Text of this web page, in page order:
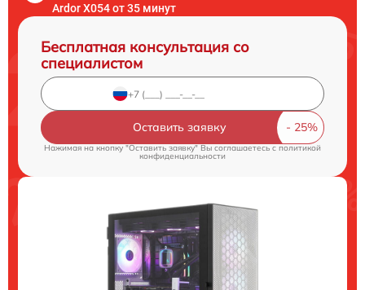
Ardor X054 от 35 минут
Бесплатная консультация со
специалистом
Оставить заявку
Нажимая на кнопку "Оставить заявку" Вы соглашаетесь cполитикой
конфиденциальности